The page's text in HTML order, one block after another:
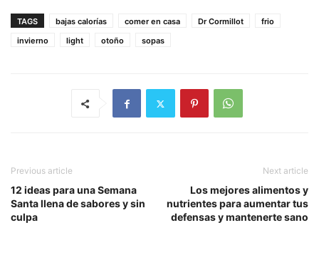
TAGS bajas calorías comer en casa Dr Cormillot
frio
invierno
light otoño sopas
Previous article
12 ideas para una Semana
Santa llena de sabores y sin
culpa
Next article
Los mejores alimentos y
nutrientes para aumentar tus
defensas y mantenerte sano